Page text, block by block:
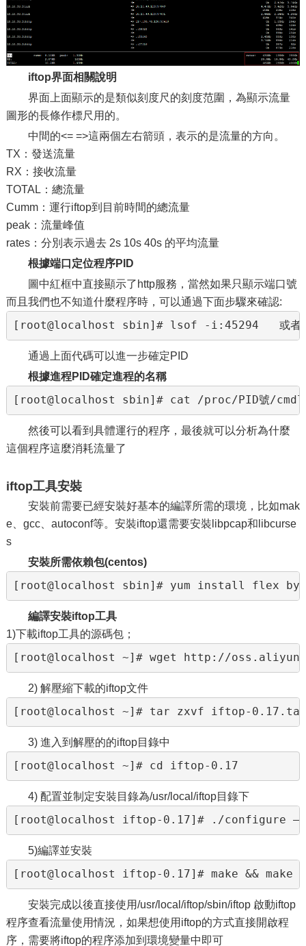
iftop界面相關說明
界面上面顯示的是類似刻度尺的刻度范圍，為顯示流量
圖形的長條作標尺用的。
中間的<= =>這兩個左右箭頭，表示的是流量的方向。
TX：發送流量
RX：接收流量
TOTAL：總流量
Cumm：運行iftop到目前時間的總流量
peak：流量峰值
rates：分別表示過去 2s 10s 40s 的平均流量
根據端口定位程序PID
圖中紅框中直接顯示了http服務，當然如果只顯示端口號
而且我們也不知道什麼程序時，可以通過下面步驟來確認:
通過上面代碼可以進一步確定PID
根據進程PID確定進程的名稱
[root@localhost sbin]# cat /proc/PID號/
然後可以看到具體運行的程序，最後就可以分析為什麼
這個程序這麼消耗流量了
iftop工具安裝
安裝前需要已經安裝好基本的編譯所需的環境，比如mak
e、gcc、autoconf等。安裝iftop還需要安裝libpcap和libcurse
s
安裝所需依賴包(centos)
編譯安裝iftop工具
1)下載iftop工具的源碼包；
[root@localhost ~]# wget http://
2) 解壓縮下載的iftop文件
[root@localhost ~]# tar zxvf iftop-
3) 進入到解壓的的iftop目錄中
[root@localhost ~]# cd iftop-0.17
4) 配置並制定安裝目錄為/usr/local/iftop目錄下
[root@localhost iftop-0.17]# ./configure
5)編譯並安裝
[root@localhost iftop-0.17]# make &&
安裝完成以後直接使用/usr/local/iftop/sbin/iftop 啟動iftop
程序查看流量使用情況，如果想使用iftop的方式直接開啟程
序，需要將iftop的程序添加到環境變量中即可